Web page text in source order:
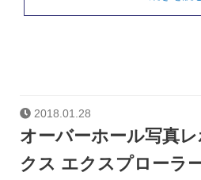
2018.01.28
オーバーホール写真
クス エクスプローラ